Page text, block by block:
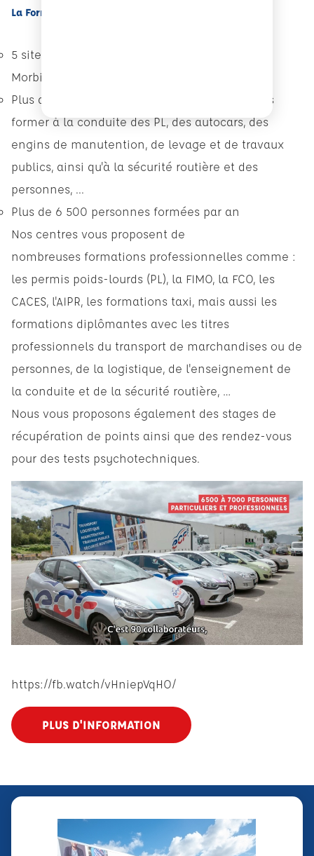
La Formation Professionnelle à l'ECF Roudaut
5 sites de formation dans le Finistère et le
Morbihan
Plus de 50 Formateurs et/ou Testeurs pour vous
former à la conduite des PL, des autocars, des
engins de manutention, de levage et de travaux
publics, ainsi qu'à la sécurité routière et des
personnes, ...
Plus de 6 500 personnes formées par an
Nos centres vous proposent de
nombreuses formations professionnelles comme :
les permis poids-lourds (PL), la FIMO, la FCO, les
CACES, l'AIPR, les formations taxi, mais aussi les
formations diplômantes avec les titres
professionnels du transport de marchandises ou de
personnes, de la logistique, de l'enseignement de
la conduite et de la sécurité routière, …
Nous vous proposons également des stages de
récupération de points ainsi que des rendez-vous
pour des tests psychotechniques.
https://fb.watch/vHniepVqHO/
PLUS D'INFORMATION